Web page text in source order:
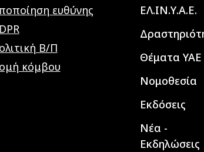
ευθύνης
Β/Π
κόμβου
Main
ΕΛ.ΙΝ.Υ.Α.Ε.
Θέματα ΥΑΕ
Νομοθεσία
Εκδόσεις
Νέα -
Εκδηλώσεις